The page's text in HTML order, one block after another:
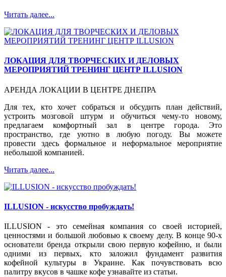
Читать далее...
ЛОКАЦИЯ ДЛЯ ТВОРЧЕСКИХ И ДЕЛОВЫХ
МЕРОПРИЯТИЙ ТРЕНИНГ ЦЕНТР ILLUSION
АРЕНДА ЛОКАЦИИ В ЦЕНТРЕ ДНЕПРА
Для тех, кто хочет собраться и обсудить план действий,
устроить мозговой штурм и обучиться чему-то новому,
предлагаем комфортный зал в центре города. Это
пространство, где уютно в любую погоду. Вы можете
провести здесь формальное и неформальное мероприятие
небольшой компанией.
Читать далее...
ILLUSION - искусство пробуждать!
ILLUSION - это семейная компания со своей историей,
ценностями и большой любовью к своему делу. В конце 90-х
основатели бренда открыли свою первую кофейню, и были
одними из первых, кто заложил фундамент развития
кофейной культуры в Украине. Как почувствовать всю
палитру вкусов в чашке кофе узнавайте из статьи.